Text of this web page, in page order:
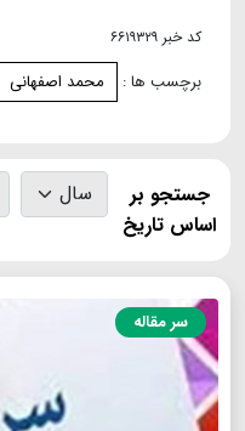
کد خبر ۶۶۱۹۳۲۹
برچسب ها : محمد اصفهانی
جستجو بر
اساس تاریخ
سر مقاله